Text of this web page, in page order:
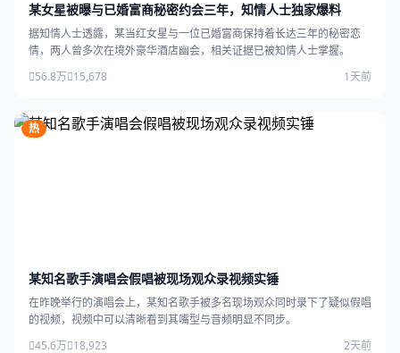
某女星被曝与已婚富商秘密约会三年，知情人士独家爆料
据知情人士透露，某当红女星与一位已婚富商保持着长达三年的秘密恋
情，两人曾多次在境外豪华酒店幽会，相关证据已被知情人士掌握。
56.8万 15,678 1天前
热
某知名歌手演唱会假唱被现场观众录视频实锤
在昨晚举行的演唱会上，某知名歌手被多名现场观众同时录下了疑似假唱
的视频，视频中可以清晰看到其嘴型与音频明显不同步。
45.6万 18,923 2天前